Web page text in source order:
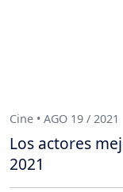
Cine • AGO 19 / 2021
Los actores
2021